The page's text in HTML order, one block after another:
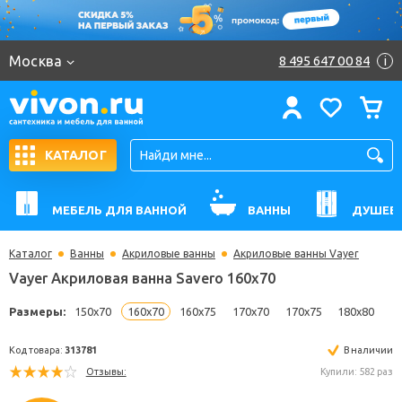
Москва 8 495 647 00 84 i
КАТАЛОГ
МЕБЕЛЬ ДЛЯ ВАННОЙ ВАННЫ
Каталог Ванны Акриловые ванны Акриловые ванны Vayer
Vayer Акриловая ванна Savero 160x70
Размеры: 150x70 170x75